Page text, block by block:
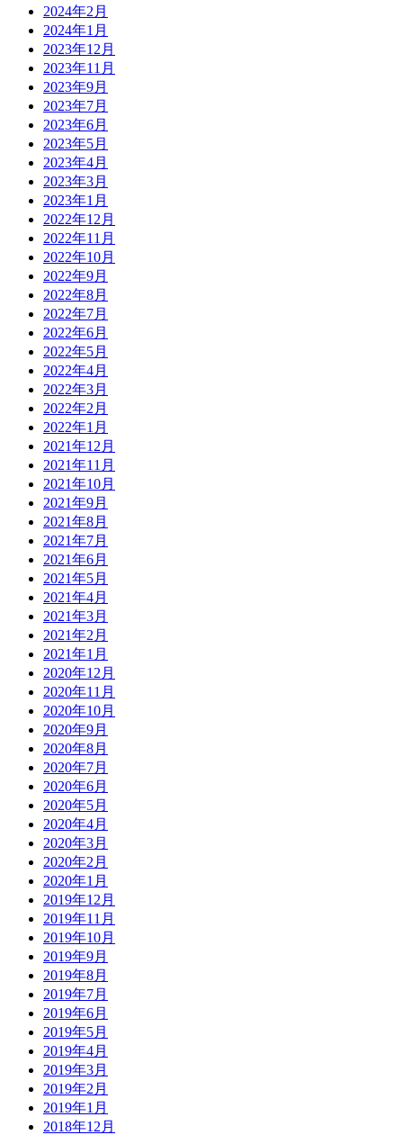
2024年2月
2024年1月
2023年12月
2023年11月
2023年9月
2023年7月
2023年6月
2023年5月
2023年4月
2023年3月
2023年1月
2022年12月
2022年11月
2022年10月
2022年9月
2022年8月
2022年7月
2022年6月
2022年5月
2022年4月
2022年3月
2022年2月
2022年1月
2021年12月
2021年11月
2021年10月
2021年9月
2021年8月
2021年7月
2021年6月
2021年5月
2021年4月
2021年3月
2021年2月
2021年1月
2020年12月
2020年11月
2020年10月
2020年9月
2020年8月
2020年7月
2020年6月
2020年5月
2020年4月
2020年3月
2020年2月
2020年1月
2019年12月
2019年11月
2019年10月
2019年9月
2019年8月
2019年7月
2019年6月
2019年5月
2019年4月
2019年3月
2019年2月
2019年1月
2018年12月